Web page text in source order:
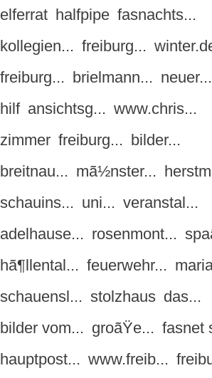
elferrat halfpipe fasnachts...
kollegien... freiburg...
freiburg... brielmann... neuer...
hilf ansichtsg... www.chris...
zimmer freiburg... bilder...
breitnau... mã½nster...
schauins... uni... veranstal...
adelhause... rosenmont...
hã¶llental... feuerwehr...
schauensl... stolzhaus das...
bilder vom... groãŸe... fasnet
hauptpost... www.freib...